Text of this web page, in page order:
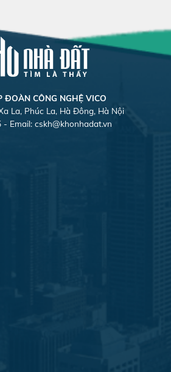
ĐOÀN CÔNG NGHỆ VICO
La, Phúc La, Hà Đông, Hà Nội
- Email: cskh@khonhadat.vn